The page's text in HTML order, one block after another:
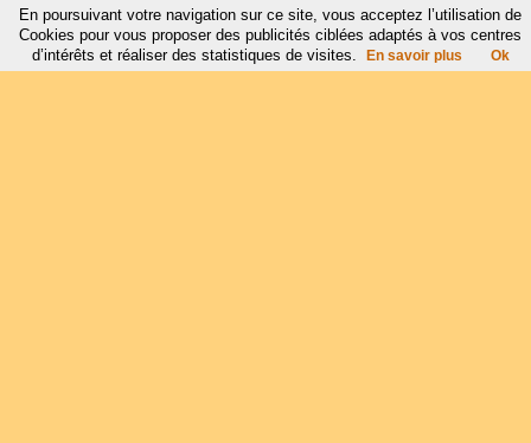
En poursuivant votre navigation sur ce site, vous acceptez l’utilisation de
Cookies pour vous proposer des publicités ciblées adaptés à vos centres
d’intérêts et réaliser des statistiques de visites.
En savoir plus Ok